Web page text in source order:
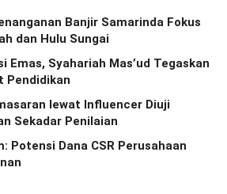
Banjir Samarinda Fokus
dan Hulu Sungai
Emas, Syahariah Mas’ud Tegaskan
Pendidikan
lewat Influencer Diuji
Sekadar Penilaian
Potensi Dana CSR Perusahaan